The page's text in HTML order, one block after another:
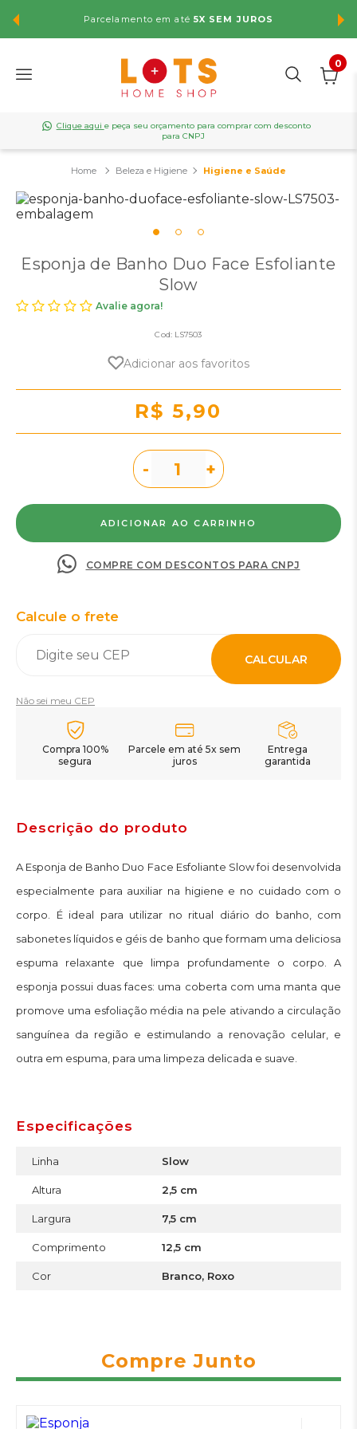
Parcelamento em até 5X SEM JUROS
0
Clique aqui e peça seu orçamento para comprar com desconto
para CNPJ
Beleza e Higiene Higiene e Saúde
Esponja de Banho Duo Face Esfoliante
Slow
Avalie agora!
Cod: LS7503
Adicionar aos favoritos
R$ 5,90
- +
COMPRE COM DESCONTOS PARA CNPJ
Calcule o frete
CALCULAR
Não sei meu CEP
Compra 100%
segura
Parcele em até 5x sem
juros
Entrega
garantida
Descrição do produto
A Esponja de Banho Duo Face Esfoliante Slow foi desenvolvida
especialmente para auxiliar na higiene e no cuidado com o
corpo. É ideal para utilizar no ritual diário do banho, com
sabonetes líquidos e géis de banho que formam uma deliciosa
espuma relaxante que limpa profundamente o corpo. A
esponja possui duas faces: uma coberta com uma manta que
promove uma esfoliação média na pele ativando a circulação
sanguínea da região e estimulando a renovação celular, e
outra em espuma, para uma limpeza delicada e suave.
Especificações
Linha Slow
Altura 2,5 cm
Largura 7,5 cm
Comprimento 12,5 cm
Cor Branco, Roxo
Compre Junto